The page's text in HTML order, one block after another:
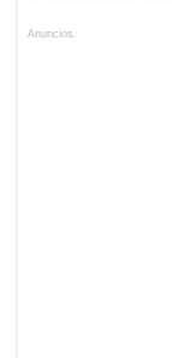
Anuncios.